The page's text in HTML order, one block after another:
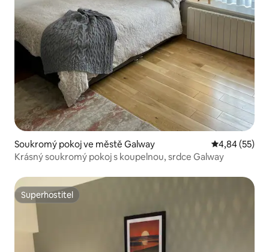
Soukromý pokoj ve městě Galway Průměrné
4,84 (55)
Krásný soukromý pokoj s koupelnou, srdce Galway
Superhostitel
Superhostitel